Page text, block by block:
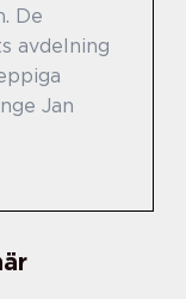
De
avdelning
Jan